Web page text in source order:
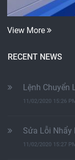
View More
RECENT NEWS
Lệnh Chuyển
11/02/2020 15:26 PM
Sửa Lỗi Nhẩy
11/02/2020 15:27 PM